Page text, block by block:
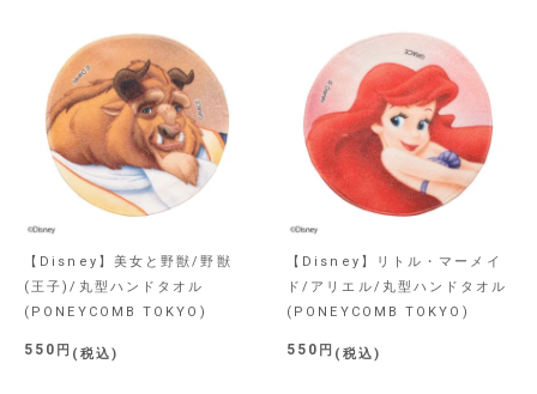
【Disney】美女と野獣/野獣
(王子)/丸型ハンドタオル
(PONEYCOMB TOKYO)
550 税込
【Disney】リトル・マーメイ
ド/アリエル/丸型ハンドタオル
(PONEYCOMB TOKYO)
550 税込